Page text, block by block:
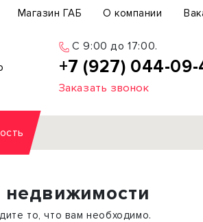
Магазин ГАБ О компании
C 9:00 до 17:00.
+7 (927) 044-09-
Заказать звонок
Земельный участок
Отдельное здание
то, что вам необходимо.